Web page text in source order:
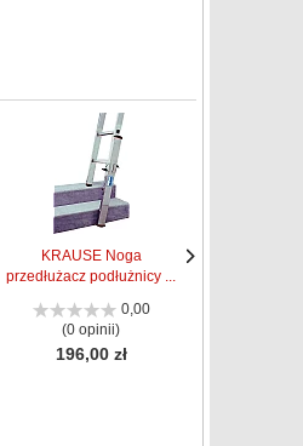
Następne
KRAUSE Noga
przedłużacz podłużnicy ...
0,00
(0 opinii)
196,00 zł
Następne